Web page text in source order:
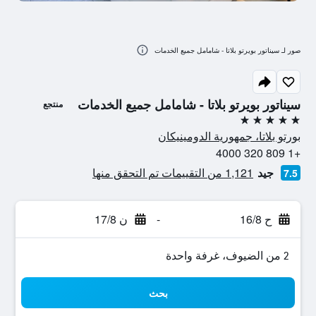
سيناتور بويرتو بلاتا - شامامل جميع الخدمات منتجع
5 نجوم
بورتو بلاتا، جمهورية الدومينيكان
+1 809 320 4000
7.5 جيد 1,121 من التقييمات تم التحقق منها
ح 16/8 - ن 17/8
2 من الضيوف، غرفة واحدة
بحث
صور لـ سيناتور بويرتو بلاتا - شامامل جميع الخدمات